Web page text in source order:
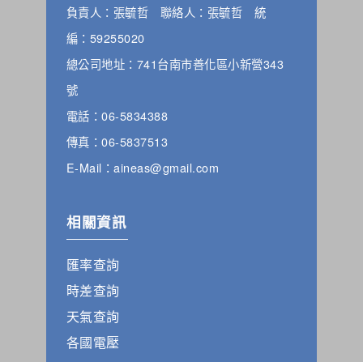
負責人：張毓哲 聯絡人：張毓哲 統
編：59255020
總公司地址：741台南市善化區小新營343
號
電話：06-5834388
傳真：06-5837513
E-Mail：aineas@gmail.com
相關資訊
匯率查詢
時差查詢
天氣查詢
各國電壓